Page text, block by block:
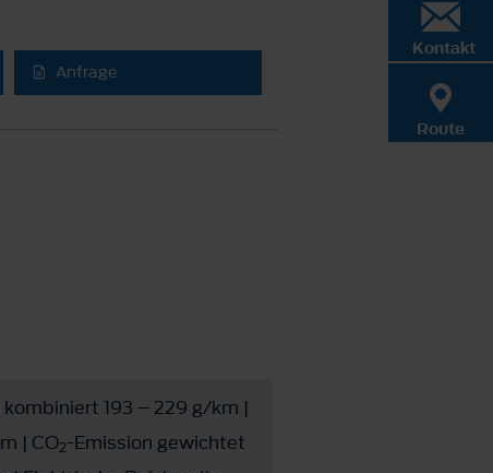
Anfrage
193 – 229 g/km |
| CO2-Emission gewichtet
Kontakt
Route